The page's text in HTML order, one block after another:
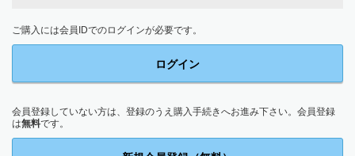
ご購入には会員IDでのログインが必要です。
ログイン
会員登録していない方は、登録のうえ購入手続きへお進み下さい。会員登録
は無料です。